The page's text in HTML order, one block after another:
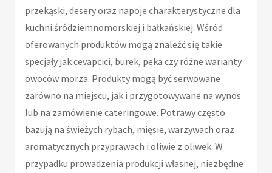
przekąski, desery oraz napoje charakterystyczne dla
kuchni śródziemnomorskiej i bałkańskiej. Wśród
oferowanych produktów mogą znaleźć się takie
specjały jak cevapcici, burek, peka czy różne warianty
owoców morza. Produkty mogą być serwowane
zarówno na miejscu, jak i przygotowywane na wynos
lub na zamówienie cateringowe. Potrawy często
bazują na świeżych rybach, mięsie, warzywach oraz
aromatycznych przyprawach i oliwie z oliwek. W
przypadku prowadzenia produkcji własnej, niezbędne